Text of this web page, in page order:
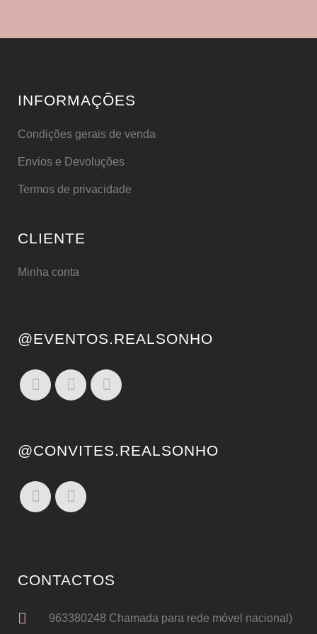
INFORMAÇÕES
Condições gerais de venda
Envios e Devoluções
Termos de privacidade
CLIENTE
Minha conta
@EVENTOS.REALSONHO
@CONVITES.REALSONHO
CONTACTOS
963380248 Chamada para rede móvel nacional)